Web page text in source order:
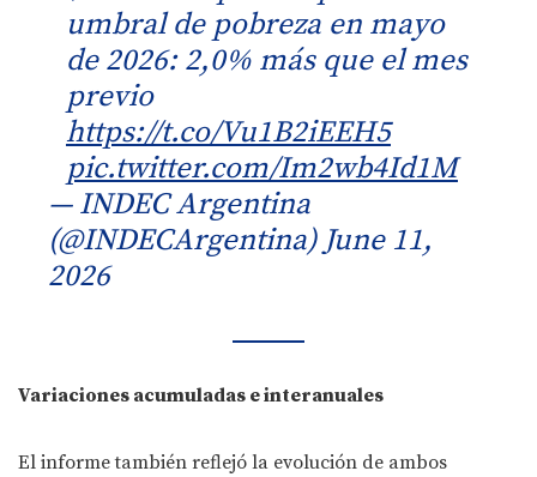
umbral de pobreza en mayo
de 2026: 2,0% más que el mes
previo
https://t.co/Vu1B2iEEH5
pic.twitter.com/Im2wb4Id1M
— INDEC Argentina
(@INDECArgentina)June 11,
2026
Variaciones acumuladas e interanuales
El informe también reflejó la evolución de ambos